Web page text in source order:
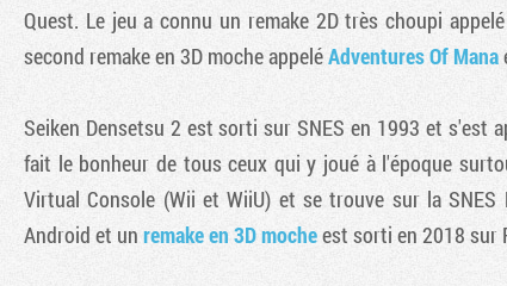
Quest. Le jeu a connu un remake 2D très choupi
second remake en 3D moche appeléAdventures Of Mana
Seiken Densetsu 2 est sorti sur SNES en 1993 et s'est
fait le bonheur de tous ceux qui y joué à l'époque
Virtual Console (Wii et WiiU) et se trouve sur la
Android et un remake en 3D mocheest sorti en 2018 sur